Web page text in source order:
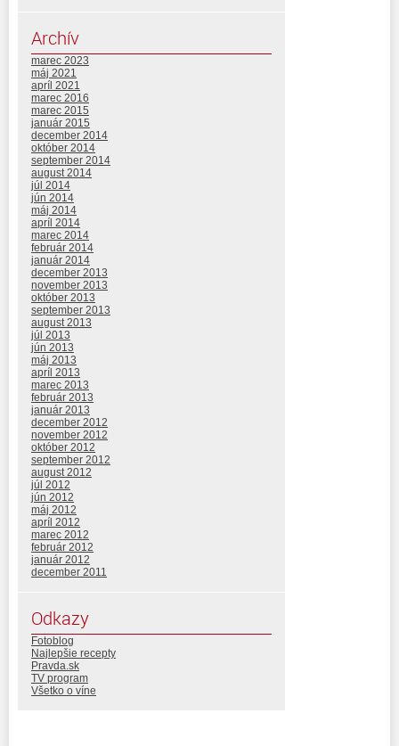
Archív
marec 2023
máj 2021
apríl 2021
marec 2016
marec 2015
január 2015
december 2014
október 2014
september 2014
august 2014
júl 2014
jún 2014
máj 2014
apríl 2014
marec 2014
február 2014
január 2014
december 2013
november 2013
október 2013
september 2013
august 2013
júl 2013
jún 2013
máj 2013
apríl 2013
marec 2013
február 2013
január 2013
december 2012
november 2012
október 2012
september 2012
august 2012
júl 2012
jún 2012
máj 2012
apríl 2012
marec 2012
február 2012
január 2012
december 2011
Odkazy
Fotoblog
Najlepšie recepty
Pravda.sk
TV program
Všetko o víne